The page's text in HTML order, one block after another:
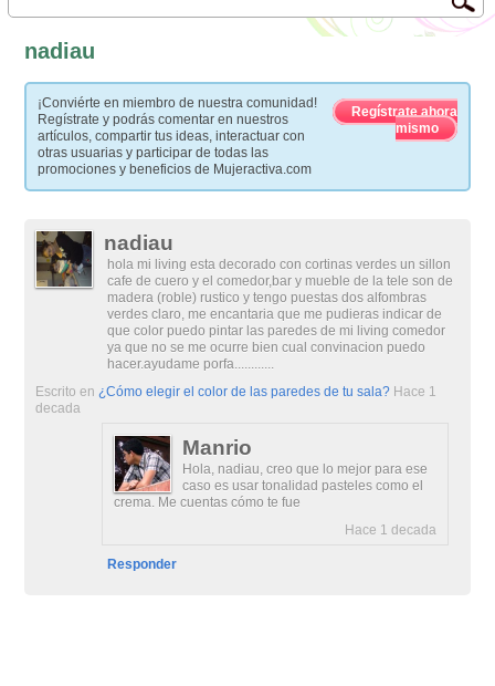
nadiau
¡Conviérte en miembro de nuestra comunidad!
Regístrate y podrás comentar en nuestros
artículos, compartir tus ideas, interactuar con
otras usuarias y participar de todas las
promociones y beneficios de Mujeractiva.com
Regístrate ahora
mismo
nadiau
hola mi living esta decorado con cortinas verdes un sillon
cafe de cuero y el comedor,bar y mueble de la tele son de
madera (roble) rustico y tengo puestas dos alfombras
verdes claro, me encantaria que me pudieras indicar de
que color puedo pintar las paredes de mi living comedor
ya que no se me ocurre bien cual convinacion puedo
hacer.ayudame porfa............
Escrito en¿Cómo elegir el color de las paredes de tu sala? Hace 1
decada
Manrio
Hola, nadiau, creo que lo mejor para ese
caso es usar tonalidad pasteles como el
crema. Me cuentas cómo te fue
Hace 1 decada
Responder